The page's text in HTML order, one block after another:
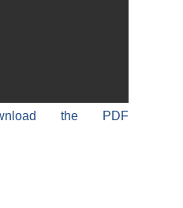
the PDF